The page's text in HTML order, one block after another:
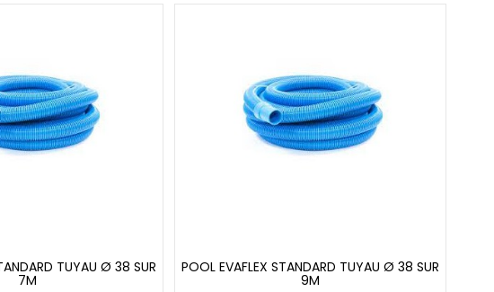
TUYAU Ø 38 SUR
7M
POOL EVAFLEX STANDARD TUYAU Ø 38 SUR
9M